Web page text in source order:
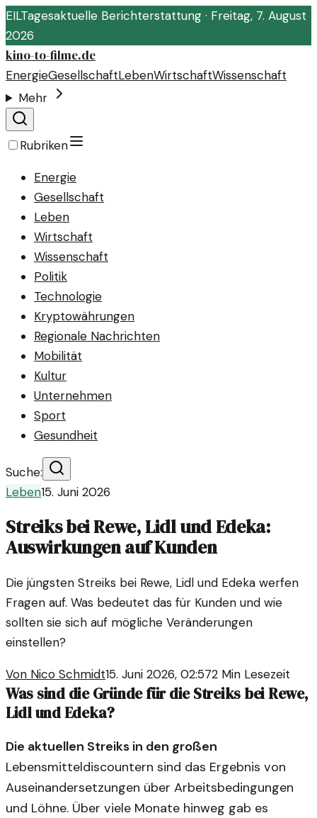
EILTagesaktuelle Berichterstattung · Freitag, 7. August
2026
kino-to-filme.de
EnergieGesellschaftLebenWirtschaftWissenschaft
Mehr
Rubriken
Energie
Gesellschaft
Leben
Wirtschaft
Wissenschaft
Politik
Technologie
Kryptowährungen
Regionale Nachrichten
Mobilität
Kultur
Unternehmen
Sport
Gesundheit
Suche:
Leben15. Juni 2026
Streiks bei Rewe, Lidl und Edeka:
Auswirkungen auf Kunden
Die jüngsten Streiks bei Rewe, Lidl und Edeka werfen
Fragen auf. Was bedeutet das für Kunden und wie
sollten sie sich auf mögliche Veränderungen
einstellen?
Von Nico Schmidt15. Juni 2026, 02:572 Min Lesezeit
Was sind die Gründe für die Streiks bei Rewe,
Lidl und Edeka?
Die aktuellen Streiks in den großen
Lebensmitteldiscountern sind das Ergebnis von
Auseinandersetzungen über Arbeitsbedingungen
und Löhne. Über viele Monate hinweg gab es